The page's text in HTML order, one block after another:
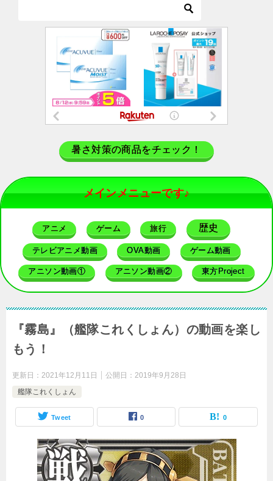
暑さ対策の商品をチェック！
メインメニューです♪
アニメ ゲーム 旅行 歴史
テレビアニメ動画 OVA動画 ゲーム動画
アニソン動画① アニソン動画② 東方Project
『霧島』（艦隊これくしょん）の動画を楽し
もう！
更新日： 2021年12月11日 公開日： 2019年9月28日
艦隊これくしょん
Tweet 0 0